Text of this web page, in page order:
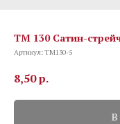
TM 130 Сатин-
Артикул:TM130-5
8,50р.
В